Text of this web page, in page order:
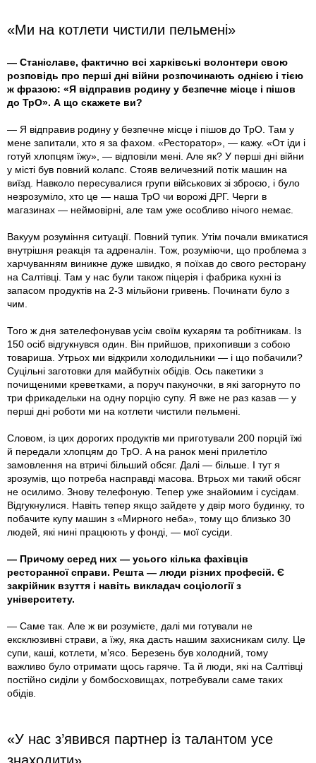
«Ми на котлети чистили пельмені»
— Станіславе, фактично всі харківські волонтери свою
розповідь про перші дні війни розпочинають однією і тією
ж фразою: «Я відправив родину у безпечне місце і пішов
до ТрО». А що скажете ви?
— Я відправив родину у безпечне місце і пішов до ТрО. Там у
мене запитали, хто я за фахом. «Ресторатор», — кажу. «От іди і
готуй хлопцям їжу», — відповіли мені. Але як? У перші дні війни
у місті був повний колапс. Стояв величезний потік машин на
виїзд. Навколо пересувалися групи військових зі зброєю, і було
незрозуміло, хто це — наша ТрО чи ворожі ДРГ. Черги в
магазинах — неймовірні, але там уже особливо нічого немає.
Вакуум розуміння ситуації. Повний тупик. Утім почали вмикатися
внутрішня реакція та адреналін. Тож, розуміючи, що проблема з
харчуванням виникне дуже швидко, я поїхав до свого ресторану
на Салтівці. Там у нас були також піцерія і фабрика кухні із
запасом продуктів на 2-3 мільйони гривень. Починати було з
чим.
Того ж дня зателефонував усім своїм кухарям та робітникам. Із
150 осіб відгукнувся один. Він прийшов, прихопивши з собою
товариша. Утрьох ми відкрили холодильники — і що побачили?
Суцільні заготовки для майбутніх обідів. Ось пакетики з
почищеними креветками, а поруч пакуночки, в які загорнуто по
три фрикадельки на одну порцію супу. Я вже не раз казав — у
перші дні роботи ми на котлети чистили пельмені.
Словом, із цих дорогих продуктів ми приготували 200 порцій їжі
й передали хлопцям до ТрО. А на ранок мені прилетіло
замовлення на втричі більший обсяг. Далі — більше. І тут я
зрозумів, що потреба насправді масова. Втрьох ми такий обсяг
не осилимо. Знову телефоную. Тепер уже знайомим і сусідам.
Відгукнулися. Навіть тепер якщо зайдете у двір мого будинку, то
побачите купу машин з «Мирного неба», тому що близько 30
людей, які нині працюють у фонді, — мої сусіди.
— Причому серед них — усього кілька фахівців
ресторанної справи. Решта — люди різних професій. Є
закрійник взуття і навіть викладач соціології з
університету.
— Саме так. Але ж ви розумієте, далі ми готували не
ексклюзивні страви, а їжу, яка дасть нашим захисникам силу. Це
супи, каші, котлети, м’ясо. Березень був холодний, тому
важливо було отримати щось гаряче. Та й люди, які на Салтівці
постійно сиділи у бомбосховищах, потребували саме таких
обідів.
«У нас з’явився партнер із талантом усе